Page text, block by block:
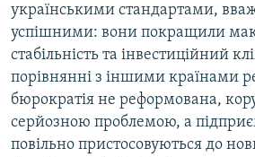
КТАТ
ДОЛУЧАЙСЯ!
українськими стандартами,
успішними: вони покращили
стабільність та інвестиційний
порівнянні з іншими країнами
бюрократія не реформована,
серйозною проблемою, а
повільно пристосовуються до